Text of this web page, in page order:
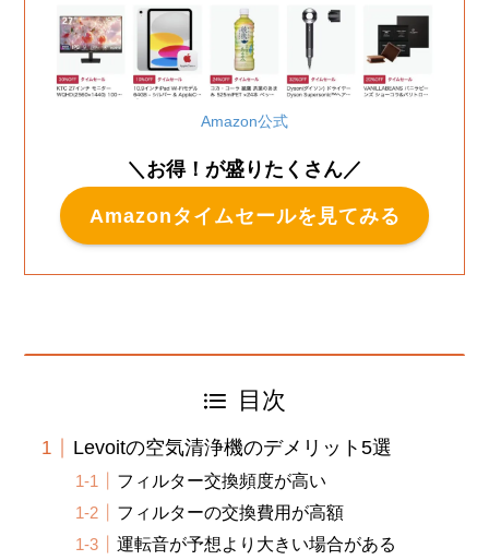
Amazon公式
＼お得！が盛りたくさん／
Amazonタイムセールを見てみる
目次
Levoitの空気清浄機のデメリット5選
フィルター交換頻度が高い
フィルターの交換費用が高額
運転音が予想より大きい場合がある